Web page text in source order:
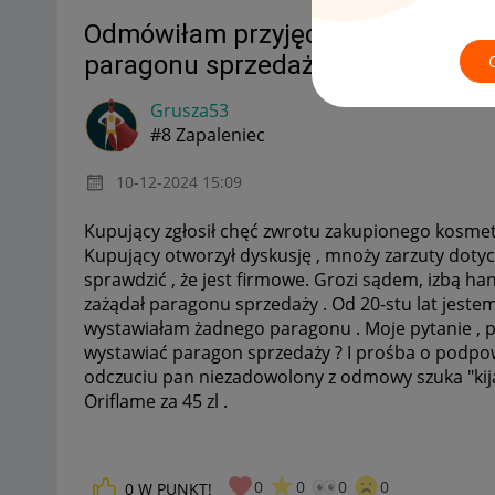
Odmówiłam przyjęcia zwrotu
paragonu sprzedaży . Nie wiem co
Grusza53
#8 Zapaleniec
‎10-12-2024 15:09
Kupujący zgłosił chęć zwrotu zakupionego
Kupujący otworzył dyskusję , mnoży zarzuty
sprawdzić , że jest firmowe. Grozi sądem, izbą
zażądał paragonu sprzedaży . Od 20-stu lat
wystawiałam żadnego paragonu . Moje pytanie
wystawiać paragon sprzedaży ? I prośba o
odczuciu pan niezadowolony z odmowy szuka
Oriflame za 45 zl .
0 W PUNKT! 0 0 0 0